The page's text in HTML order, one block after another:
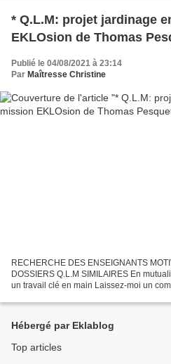
* Q.L.M: projet jardinage
EKLOsion de Thomas
Publié le 04/08/2021 à 23:14
Par Maîtresse Christine
RECHERCHE DES ENSEIGNANTS
DOSSIERS Q.L.M SIMILAIRES En
un travail clé en main Laissez-moi un
Hébergé par Eklablog
Top articles